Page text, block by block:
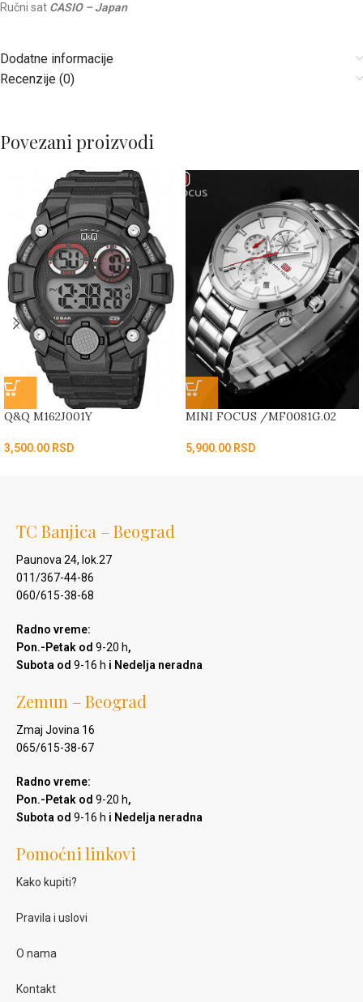
Ručni sat CASIO – Japan
Dodatne informacije
Recenzije (0)
Povezani proizvodi
Q&Q M162J001Y
3,500.00 RSD
MINI FOCUS /MF0081G.02
5,900.00 RSD
TC Banjica – Beograd
Paunova 24, lok.27
011/367-44-86
060/615-38-68
Radno vreme:
Pon.-Petak od 9-20 h,
Subota od 9-16 h i Nedelja neradna
Zemun – Beograd
Zmaj Jovina 16
065/615-38-67
Radno vreme:
Pon.-Petak od 9-20 h,
Subota od 9-16 h i Nedelja neradna
Pomoćni linkovi
Kako kupiti?
Pravila i uslovi
O nama
Kontakt